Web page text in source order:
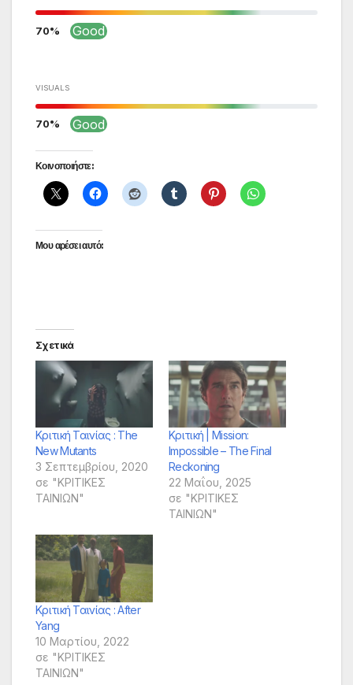
70 Good
VISUALS
70 Good
Κοινοποιήστε:
Μου αρέσει αυτό:
Σχετικά
Κριτική Ταινίας : The
New Mutants
3 Σεπτεμβρίου, 2020
σε "ΚΡΙΤΙΚΕΣ
ΤΑΙΝΙΩΝ"
Κριτική | Mission:
Impossible – The Final
Reckoning
22 Μαΐου, 2025
σε "ΚΡΙΤΙΚΕΣ
ΤΑΙΝΙΩΝ"
Κριτική Ταινίας : After
Yang
10 Μαρτίου, 2022
σε "ΚΡΙΤΙΚΕΣ
ΤΑΙΝΙΩΝ"